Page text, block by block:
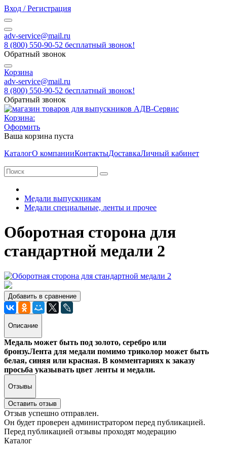
Вход / Регистрация
adv-service@mail.ru
8 (800) 550-90-52 бесплатный звонок!
Обратный звонок
Корзина
adv-service@mail.ru
8 (800) 550-90-52 бесплатный звонок!
Обратный звонок
Корзина:
Оформить
Ваша корзина пуста
КаталогО компанииКонтактыДоставкаЛичный кабинет
Медали выпускникам
Медали специальные, ленты и прочее
Оборотная сторона для
стандартной медали 2
Добавить в сравнение
Описание
Медаль может быть под золото, серебро или
бронзу.Лента для медали помимо триколор может быть
белая, синяя или красная. В комментариях к заказу
просьба указывать цвет ленты и медали.
Отзывы
Оставить отзыв
Отзыв успешно отправлен.
Он будет проверен администратором перед публикацией.
Перед публикацией отзывы проходят модерацию
Каталог